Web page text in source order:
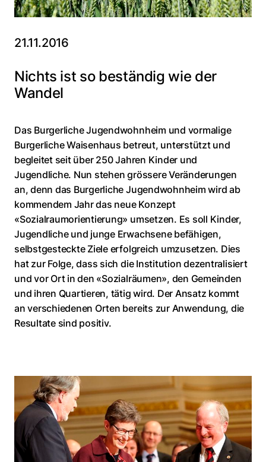
21.11.2016
Nichts ist so beständig wie der
Wandel
Das Burgerliche Jugendwohnheim und vormalige
Burgerliche Waisenhaus betreut, unterstützt und
begleitet seit über 250 Jahren Kinder und
Jugendliche. Nun stehen grössere Veränderungen
an, denn das Burgerliche Jugendwohnheim wird ab
kommendem Jahr das neue Konzept
«Sozialraumorientierung» umsetzen. Es soll Kinder,
Jugendliche und junge Erwachsene befähigen,
selbstgesteckte Ziele erfolgreich umzusetzen. Dies
hat zur Folge, dass sich die Institution dezentralisiert
und vor Ort in den «Sozialräumen», den Gemeinden
und ihren Quartieren, tätig wird. Der Ansatz kommt
an verschiedenen Orten bereits zur Anwendung, die
Resultate sind positiv.